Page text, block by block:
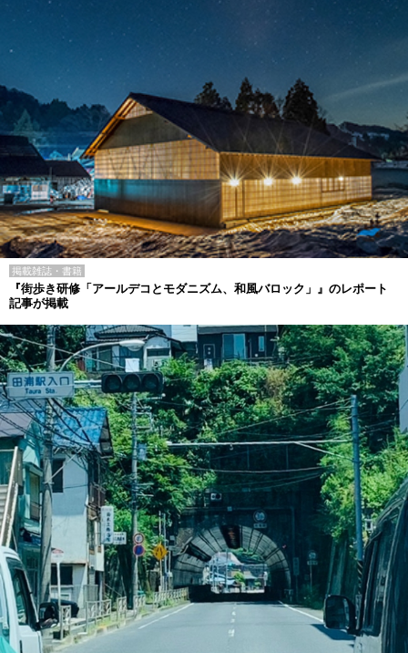
掲載雑誌・書籍
『街歩き研修「アールデコとモダニズム、和風バロック」』のレポート
記事が掲載